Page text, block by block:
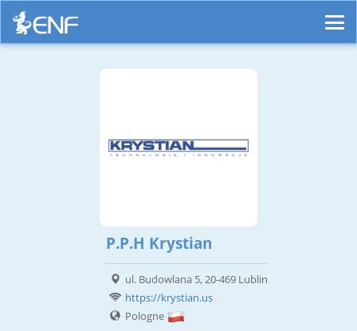
P.P.H Krystian
ul. Budowlana 5, 20-469 Lublin
https://krystian.us
Pologne